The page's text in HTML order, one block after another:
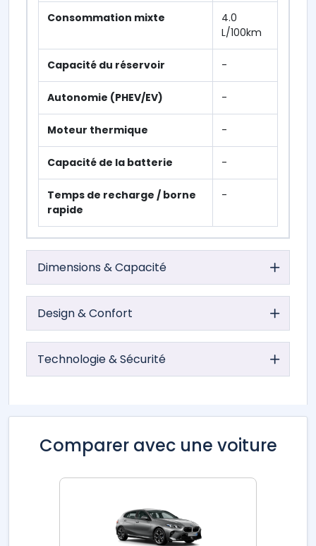
Consommation mixte
4.0
L/100km
Capacité du réservoir -
Autonomie (PHEV/EV) -
Moteur thermique -
Capacité de la batterie -
Temps de recharge / borne
rapide
-
Dimensions & Capacité
Design & Confort
Technologie & Sécurité
Comparer avec une voiture